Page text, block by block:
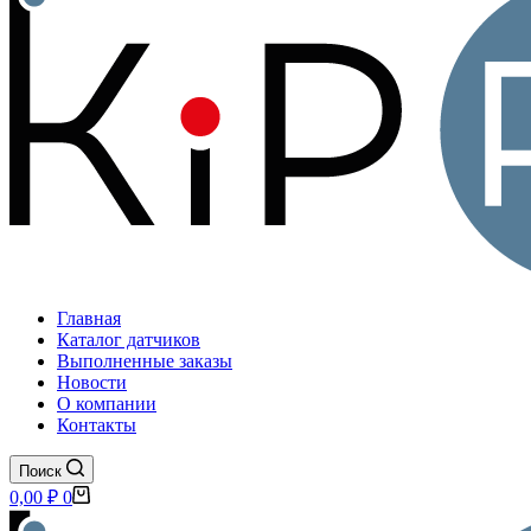
Главная
Каталог датчиков
Выполненные заказы
Новости
О компании
Контакты
Поиск
Корзина
0,00 ₽ 0